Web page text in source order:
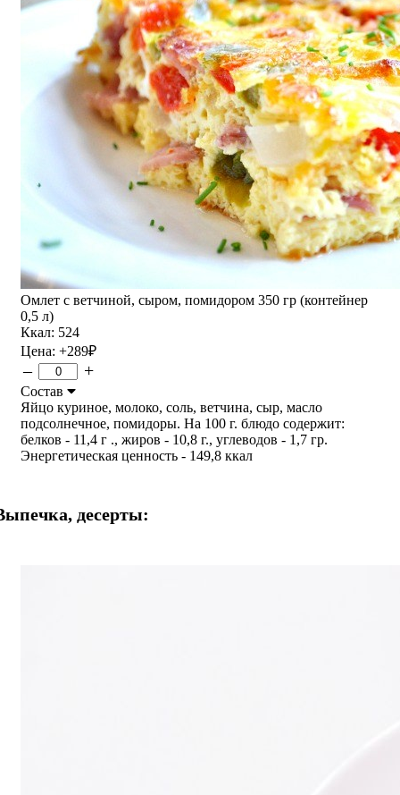
Омлет с ветчиной, сыром, помидором 350 гр (контейнер
0,5 л)
Ккал: 524
Цена: +289₽
– +
Состав
Яйцо куриное, молоко, соль, ветчина, сыр, масло
подсолнечное, помидоры. На 100 г. блюдо содержит:
белков - 11,4 г ., жиров - 10,8 г., углеводов - 1,7 гр.
Энергетическая ценность - 149,8 ккал
десерты: